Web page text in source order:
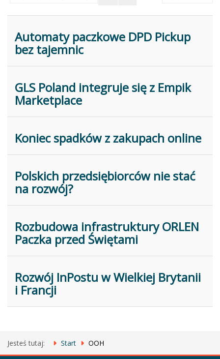
Automaty paczkowe DPD Pickup
bez tajemnic
GLS Poland integruje się z Empik
Marketplace
Koniec spadków z zakupach online
Polskich przedsiębiorców nie stać
na rozwój?
Rozbudowa infrastruktury ORLEN
Paczka przed Świętami
Rozwój InPostu w Wielkiej Brytanii
i Francji
Jesteś tutaj: Start OOH